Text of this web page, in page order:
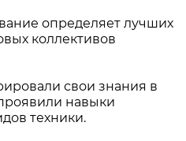
определяет лучших
коллективов
свои знания в
навыки
техники.